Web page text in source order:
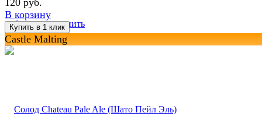
избранное сравнить
В корзину
Castle Malting